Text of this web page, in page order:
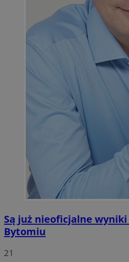
Są już nieoficjalne
Bytomiu
21